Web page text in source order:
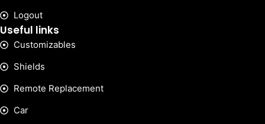
Logout
Useful links
Customizables
Shields
Remote Replacement
Car